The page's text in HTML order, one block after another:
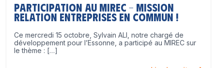
Participation au MIREC – Mission
Relation Entreprises en Commun !
Ce mercredi 15 octobre, Sylvain ALI, notre chargé de
développement pour l’Essonne, a participé au MIREC sur
le thème : […]